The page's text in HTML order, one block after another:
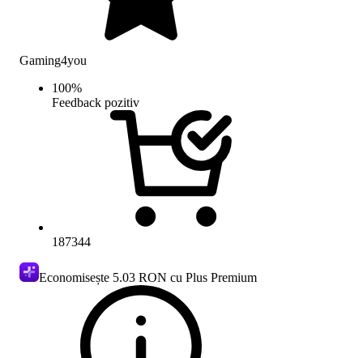
Gaming4you
100%
Feedback pozitiv
187344
Economisește 5.03 RON cu Plus Premium